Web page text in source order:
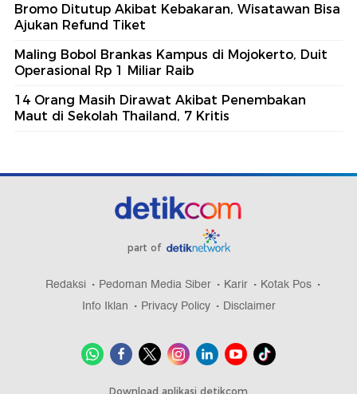
Bromo Ditutup Akibat Kebakaran, Wisatawan Bisa
Ajukan Refund Tiket
Maling Bobol Brankas Kampus di Mojokerto, Duit
Operasional Rp 1 Miliar Raib
14 Orang Masih Dirawat Akibat Penembakan
Maut di Sekolah Thailand, 7 Kritis
part of
Redaksi Pedoman Media Siber Karir
Kotak Pos
Info Iklan
Privacy Policy Disclaimer
Download aplikasi detikcom